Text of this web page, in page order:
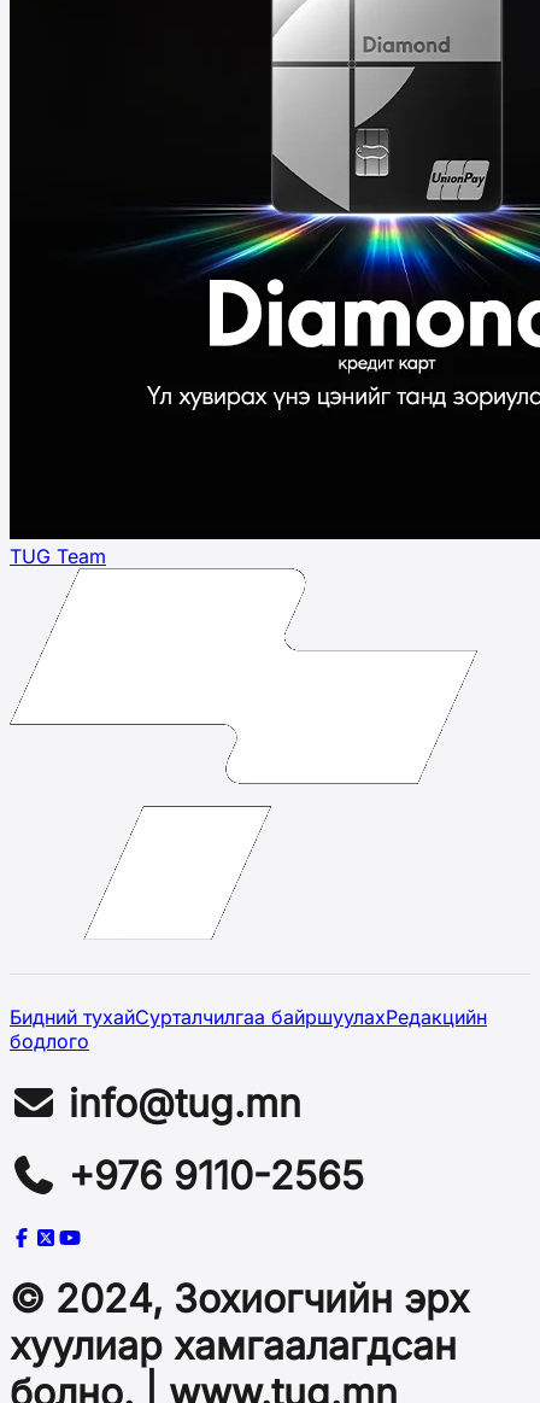
TUG Team
Бидний тухайСурталчилгаа байршуулахРедакцийн
бодлого
info@tug.mn
+976 9110-2565
© 2024, Зохиогчийн эрх
хуулиар хамгаалагдсан
болно. | www.tug.mn